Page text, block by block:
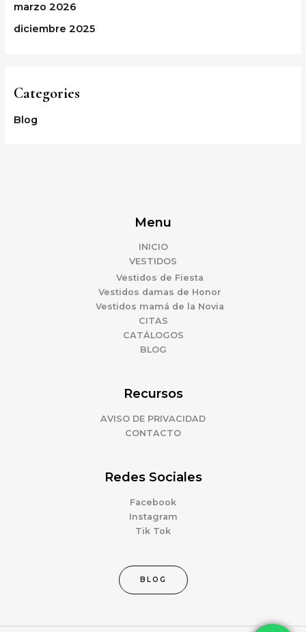
marzo 2026
diciembre 2025
Categories
Blog
Menu
INICIO
VESTIDOS
Vestidos de Fiesta
Vestidos damas de Honor
Vestidos mamá de la Novia
CITAS
CATÁLOGOS
BLOG
Recursos
AVISO DE PRIVACIDAD
CONTACTO
Redes Sociales
Facebook
Instagram
Tik Tok
BLOG